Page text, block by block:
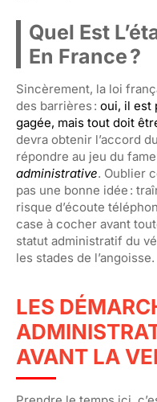
Quel Est
En France ?
Sincèrement, la loi
des barrières : oui, il est
gagée, mais tout doit
devra obtenir l’accord
répondre au jeu du
administrative. Oublier
pas une bonne idée :
risque d’écoute
case à cocher avant
statut administratif du
les stades de l’angoisse.
LES
AVANT LA